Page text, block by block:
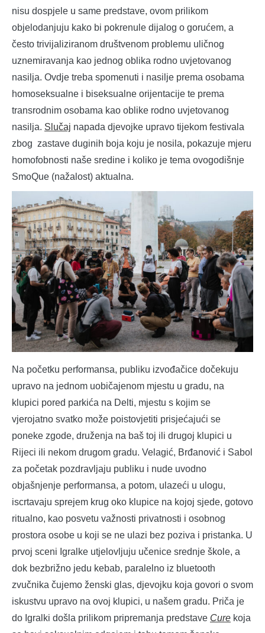
nisu dospjele u same predstave, ovom prilikom
objelodanjuju kako bi pokrenule dijalog o gorućem, a
često trivijaliziranom društvenom problemu uličnog
uznemiravanja kao jednog oblika rodno uvjetovanog
nasilja. Ovdje treba spomenuti i nasilje prema osobama
homoseksualne i biseksualne orijentacije te prema
transrodnim osobama kao oblike rodno uvjetovanog
nasilja. Slučaj napada djevojke upravo tijekom festivala
zbog zastave duginih boja koju je nosila, pokazuje mjeru
homofobnosti naše sredine i koliko je tema ovogodišnje
SmoQue (nažalost) aktualna.
Na početku performansa, publiku izvođačice dočekuju
upravo na jednom uobičajenom mjestu u gradu, na
klupici pored parkića na Delti, mjestu s kojim se
vjerojatno svatko može poistovjetiti prisjećajući se
poneke zgode, druženja na baš toj ili drugoj klupici u
Rijeci ili nekom drugom gradu. Velagić, Brđanović i Sabol
za početak pozdravljaju publiku i nude uvodno
objašnjenje performansa, a potom, ulazeći u ulogu,
iscrtavaju sprejem krug oko klupice na kojoj sjede, gotovo
ritualno, kao posvetu važnosti privatnosti i osobnog
prostora osobe u koji se ne ulazi bez poziva i pristanka. U
prvoj sceni Igralke utjelovljuju učenice srednje škole, a
dok bezbrižno jedu kebab, paralelno iz bluetooth
zvučnika čujemo ženski glas, djevojku koja govori o svom
iskustvu upravo na ovoj klupici, u našem gradu. Priča je
do Igralki došla prilikom pripremanja predstave Cure koja